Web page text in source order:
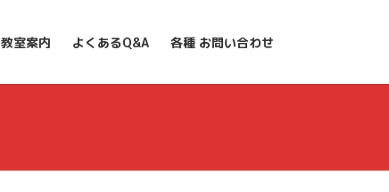
教室案内 よくあるQ&A 各種 お問い合わせ